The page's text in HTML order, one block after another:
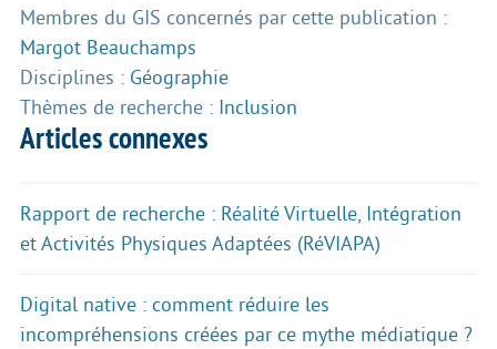
Membres du GIS concernés par cette publication :
Margot Beauchamps
Disciplines : Géographie
Thèmes de recherche : Inclusion
Articles connexes
Rapport de recherche : Réalité Virtuelle, Intégration
et Activités Physiques Adaptées (RéVIAPA)
Digital native : comment réduire les
incompréhensions créées par ce mythe médiatique ?